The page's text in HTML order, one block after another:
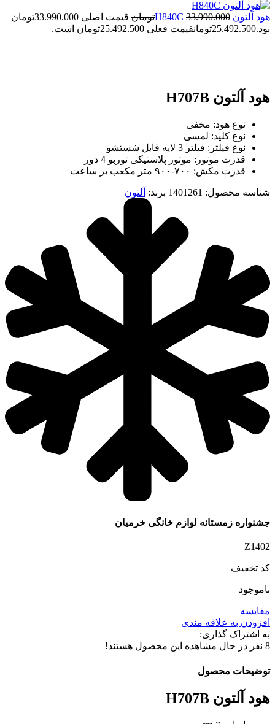
هود آلتون H840C 33.990.000 تومان
قیمت اصلی 33.990.000تومان
بود.25.492.500تومانقیمت فعلی 25.492.500تومان است.
هود آلتون H707B
نوع هود: مخفی
نوع کلید: لمسی
نوع فیلتر: فیلتر 3 لایه قابل شستشو
قدرت موتور: موتور پلاستیکی توربو 4 دور
قدرت مکش: ۷۰۰-۹۰۰ متر مکعب بر ساعت
شناسه محصول: 1401261 برند: آلتون
جشنواره زمستانه لوازم خانگی خرمیان
Z1402
کد تخفیف
ناموجود
مقایسه
افزودن به علاقه مندی
به اشتراک گذاری:
8 نفر در حال مشاهده این محصول هستند!
توضیحات محصول
هود آلتون H707B